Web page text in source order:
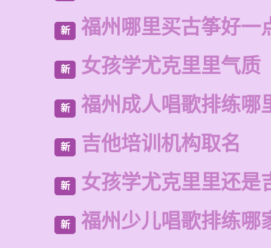
新 福州哪里买古筝好一
新 女孩学尤克里里气质
新 福州成人唱歌排练哪
新 吉他培训机构取名
新 女孩学尤克里里还是
新 福州少儿唱歌排练哪